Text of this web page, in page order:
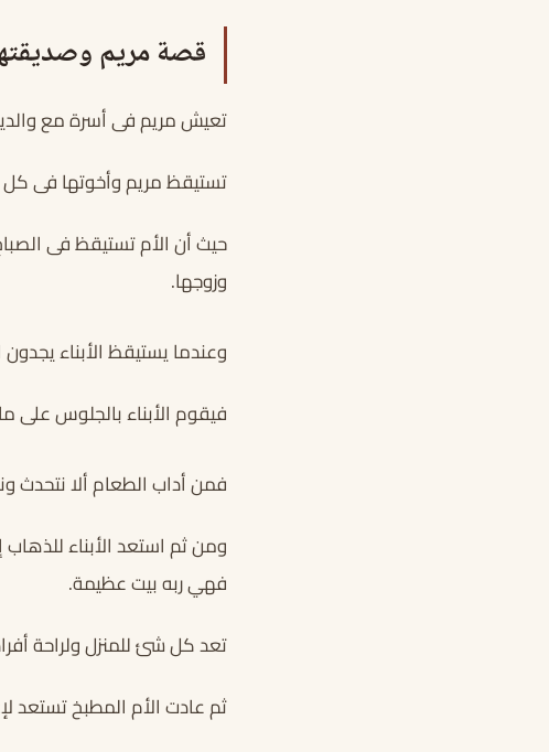
قصة مريم
تعيش مريم فى أسرة مع
تستيقظ مريم وأخوتها فى كل
حيث أن الأم تستيقظ فى
وزوجها.
وعندما يستيقظ الأبناء
فيقوم الأبناء بالجلوس على
فمن أداب الطعام ألا نتحدث
ومن ثم استعد الأبناء
فهي ربه بيت عظيمة.
تعد كل شئ للمنزل ولراحة
ثم عادت الأم المطبخ تستعد